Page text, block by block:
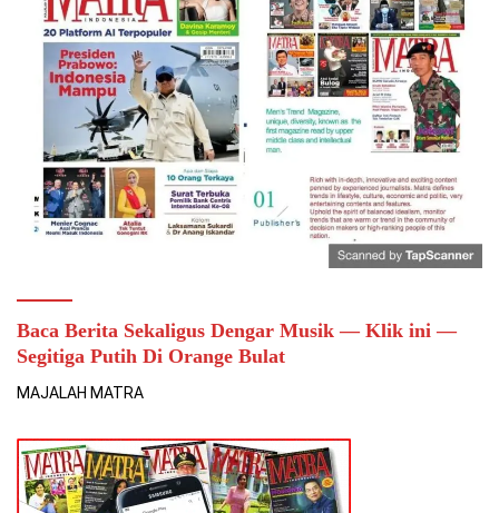
Baca Berita Sekaligus Dengar Musik — Klik ini —
Segitiga Putih Di Orange Bulat
MAJALAH MATRA